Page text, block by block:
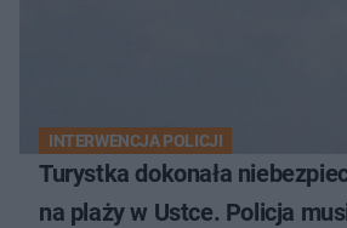
INTERWENCJA POLICJI
Turystka dokonała
na plaży w Ustce. Policja